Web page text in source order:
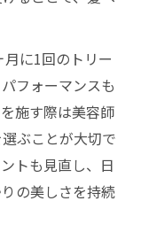
に1回のトリー
フォーマンスも
施す際は美容師
ぶことが大切で
トも見直し、日
の美しさを持続